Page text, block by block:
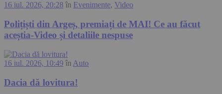
16 iul. 2026, 20:28 în Evenimente, Video
Polițiști din Argeș, premiați de MAI! Ce au făcut
aceștia-Video și detaliile nespuse
16 iul. 2026, 10:49 în Auto
Dacia dă lovitura!